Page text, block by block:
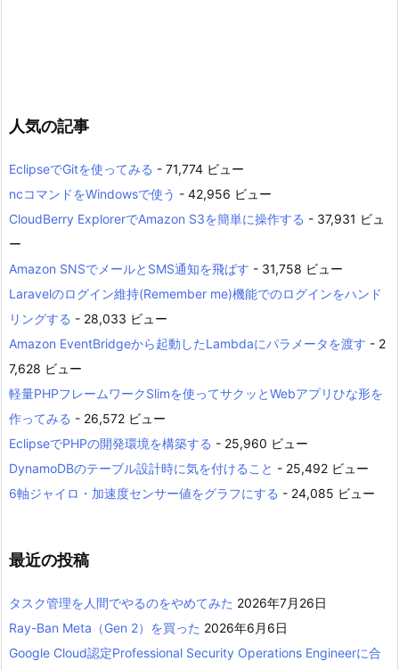
人気の記事
EclipseでGitを使ってみる - 71,774 ビュー
ncコマンドをWindowsで使う - 42,956 ビュー
CloudBerry ExplorerでAmazon S3を簡単に操作する - 37,931 ビュ
ー
Amazon SNSでメールとSMS通知を飛ばす - 31,758 ビュー
Laravelのログイン維持(Remember me)機能でのログインをハンド
リングする - 28,033 ビュー
Amazon EventBridgeから起動したLambdaにパラメータを渡す - 2
7,628 ビュー
軽量PHPフレームワークSlimを使ってサクッとWebアプリひな形を
作ってみる - 26,572 ビュー
EclipseでPHPの開発環境を構築する - 25,960 ビュー
DynamoDBのテーブル設計時に気を付けること - 25,492 ビュー
6軸ジャイロ・加速度センサー値をグラフにする - 24,085 ビュー
最近の投稿
タスク管理を人間でやるのをやめてみた 2026年7月26日
Ray-Ban Meta（Gen 2）を買った 2026年6月6日
Google Cloud認定Professional Security Operations Engineerに合